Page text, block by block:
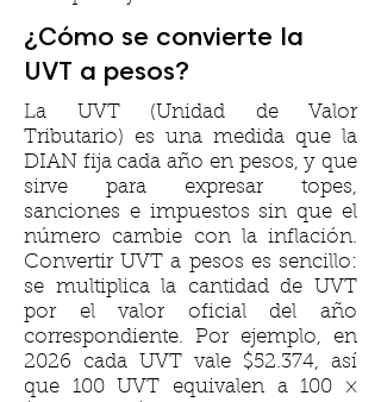
¿Cómo se convierte la
UVT a pesos?
La UVT (Unidad de Valor
Tributario) es una medida que la
DIAN fija cada año en pesos, y que
sirve para expresar topes,
sanciones e impuestos sin que el
número cambie con la inflación.
Convertir UVT a pesos es sencillo:
se multiplica la cantidad de UVT
por el valor oficial del año
correspondiente. Por ejemplo, en
2026 cada UVT vale $52.374, así
que 100 UVT equivalen a 100 ×